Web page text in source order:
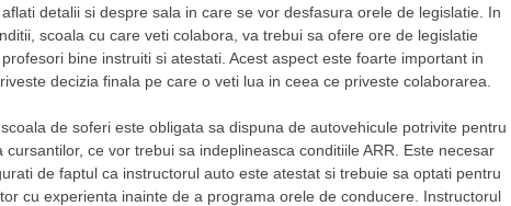
detalii si despre sala in care se vor desfasura orele de legislatie. In
scoala cu care veti colabora, va trebui sa ofere ore de legislatie
bine instruiti si atestati. Acest aspect este foarte important in
decizia finala pe care o veti lua in ceea ce priveste colaborarea.
de soferi este obligata sa dispuna de autovehicule potrivite pentru
cursantilor, ce vor trebui sa indeplineasca conditiile ARR. Este necesar
de faptul ca instructorul auto este atestat si trebuie sa optati pentru
cu experienta inainte de a programa orele de conducere. Instructorul